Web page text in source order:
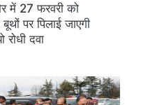
में 27 फरवरी को
पर पिलाई जाएगी
रोधी दवा